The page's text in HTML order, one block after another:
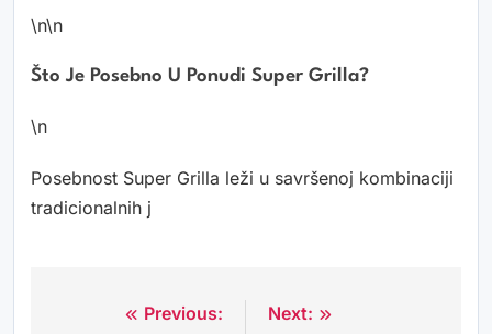
\n\n
Što Je Posebno U Ponudi Super Grilla?
\n
Posebnost Super Grilla leži u savršenoj kombinaciji
tradicionalnih j
NavigacijaPrevious:
Next: